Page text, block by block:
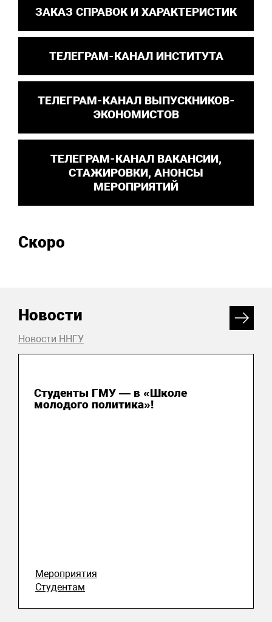
ЗАКАЗ СПРАВОК И ХАРАКТЕРИСТИК
ТЕЛЕГРАМ-КАНАЛ ИНСТИТУТА
ТЕЛЕГРАМ-КАНАЛ ВЫПУСКНИКОВ-
ЭКОНОМИСТОВ
ТЕЛЕГРАМ-КАНАЛ ВАКАНСИИ,
СТАЖИРОВКИ, АНОНСЫ
МЕРОПРИЯТИЙ
Скоро
Новости
Новости ННГУ
Студенты ГМУ — в «Школе
молодого политика»!
Мероприятия
Студентам